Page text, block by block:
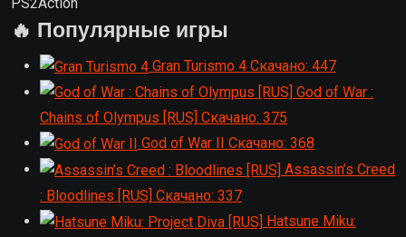
🔥 Популярные игры
Gran Turismo 4 Скачано: 447
God of War :
Chains of Olympus [RUS] Скачано: 375
God of War II
Скачано: 368
Assassin’s Creed
: Bloodlines [RUS] Скачано: 337
Hatsune Miku: